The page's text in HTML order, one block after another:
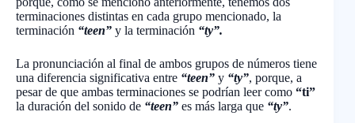
terminaciones distintas en cada grupo mencionado, la
terminación “teen” y la terminación “ty”.
La pronunciación al final de ambos grupos de números tiene
una diferencia significativa entre “teen” y “ty”, porque, a
pesar de que ambas terminaciones se podrían leer como “ti”
la duración del sonido de “teen” es más larga que “ty”.